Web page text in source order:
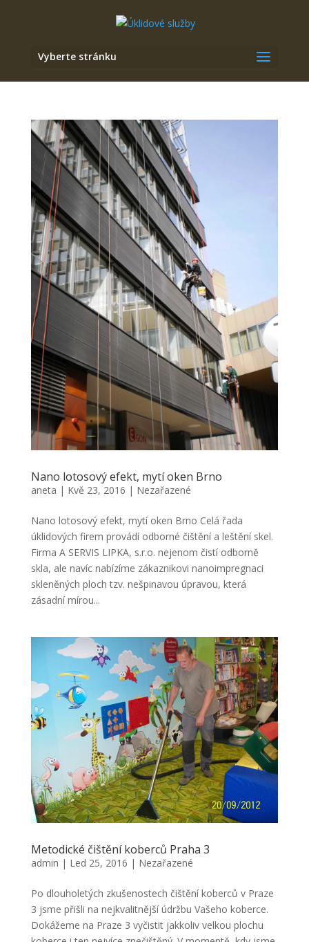
Vyberte stránku
Nano lotosový efekt, mytí oken Brno
aneta | Kvě 23, 2016 | Nezařazené
Nano lotosový efekt, mytí oken Brno Celá řada
úklidových firem provádí odborné čištění a leštění skel.
Firma A SERVIS LIPKA, s.r.o. nejenom čistí odborně
skla, ale navíc nabízíme zákaznikovi nanoimpregnaci
skleněných ploch tzv. nešpinavou úpravou, která
zásadní mírou...
Metodické čištění koberců Praha 3
admin | Led 25, 2016 | Nezařazené
Po dlouholetých zkušenostech čištění koberců v Praze
3 jsme přišli na nejkvalitnější údržbu Vašeho koberce.
Dokážeme na Praze 3 vyčistit jakkoliv velkou plochu